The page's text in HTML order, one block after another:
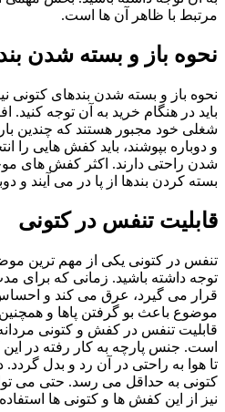
مرتبط با ظاهر آن ها است.
نحوه باز و بسته شدن
نحوه باز و بسته شدن بندهای کتونی
باید در هنگام خرید به آن توجه کنید.
شغلی خود مجبور هستند که چندین
و دوباره بپوشند، باید کفش هایی را
شدن راحتی دارند. اکثر کفش های
بسته کردن بندها از پا در می آیند و
قابلیت تنفس در کتونی
تنفس در کتونی یکی از مهم ترین
توجه داشته باشید. زمانی که برای
قرار می گیرد، عرق می کند و احساس
موضوع باعث بو گرفتن پاها و
قابلیت تنفس در کفش و کتونی
است. جنس پارچه به کار رفته در این
تا هوا به راحتی در آن رد و بدل
کتونی به حداقل می رسد. حتی می
نیز از این کفش ها و کتونی ها